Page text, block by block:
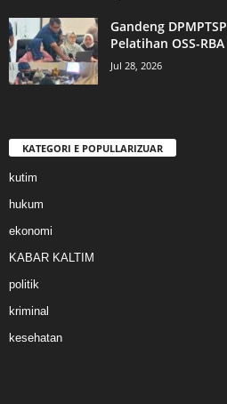
Gandeng
Pelatihan OSS-
Jul 28, 2026
KATEGORI E POPULLARIZUAR
kutim
hukum
ekonomi
KABAR KALTIM
politik
kriminal
kesehatan